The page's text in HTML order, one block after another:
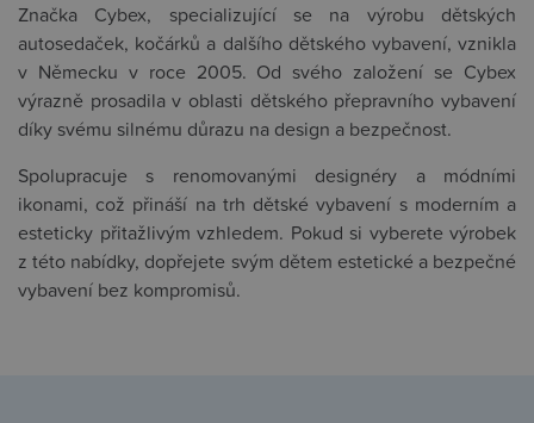
Značka Cybex, specializující se na výrobu dětských
autosedaček, kočárků a dalšího dětského vybavení, vznikla
v Německu v roce 2005. Od svého založení se Cybex
výrazně prosadila v oblasti dětského přepravního vybavení
díky svému silnému důrazu na design a bezpečnost.
Spolupracuje s renomovanými designéry a módními
ikonami, což přináší na trh dětské vybavení s moderním a
esteticky přitažlivým vzhledem. Pokud si vyberete výrobek
z této nabídky, dopřejete svým dětem estetické a bezpečné
vybavení bez kompromisů.